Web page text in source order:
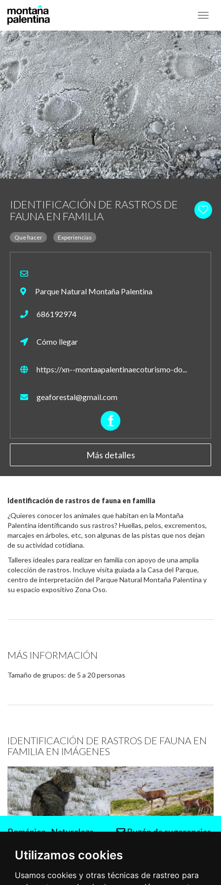
Utilizamos cookies
Usamos cookies y otras técnicas de rastreo para
IDENTIFICACIÓN DE RASTROS DE
FAUNA EN FAMILIA
Que hacer Experiencias
Parque Natural Montaña Palentina
686192974
Cómo llegar
https://xn--montaapalentinaecoturismo-do...
geaforestal@gmail.com
Más detalles
Identificación de rastros de fauna en familia
¿Quieres conocer los animales que habitan en la Montaña
Palentina identificando sus rastros? Huellas, pelos, excrementos,
marcajes en árboles, etc, son algunas de las pistas que nos dejan
de su actividad cotidiana.
Talleres ideales para realizar en familia con apoyo de una amplia
colección de rastros. Incluye visita guiada a la Casa del Parque,
centro de interpretación del Parque Natural Montaña Palentina y
su espacio expositivo Zona Oso.
MÁS INFORMACIÓN
Tamaño de grupos: de 5 a 20 personas
IDENTIFICACIÓN DE RASTROS DE FAUNA EN
FAMILIA EN IMÁGENES
Románico Naturaleza
Buzón de sugerencias